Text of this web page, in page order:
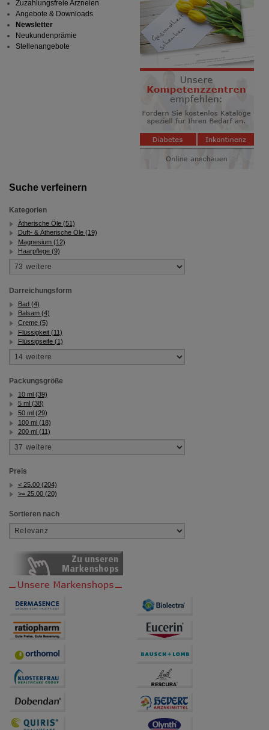
Suche verfeinern
Kategorien
Ätherische Öle (51)
Duft- & Ätherische Öle (19)
Magnesium (12)
Haarpflege (9)
Darreichungsform
Bad (4)
Balsam (4)
Creme (5)
Flüssigkeit (11)
Flüssigseife (1)
Packungsgröße
10 ml (39)
5 ml (38)
50 ml (29)
100 ml (18)
200 ml (11)
Preis
< 25.00 (204)
>= 25.00 (20)
Sortieren nach
Zuzahlungsfreie Arzneien
Angebote & Downloads
Newsletter
Neukundenprämie
Stellenangebote